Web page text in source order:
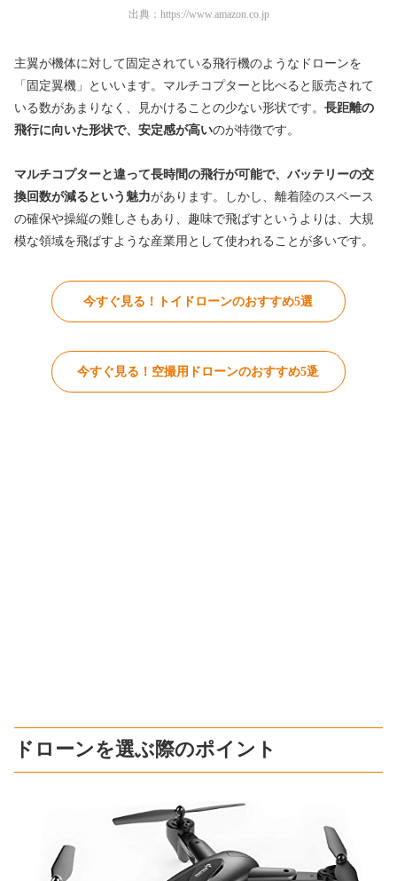
出典： https://www.amazon.co.jp
主翼が機体に対して固定されている飛行機のようなドローンを
「固定翼機」といいます。マルチコプターと比べると販売されて
いる数があまりなく、見かけることの少ない形状です。 長距離の
飛行に向いた形状で、安定感が高いのが特徴です。
マルチコプターと違って長時間の飛行が可能で、バッテリーの交
換回数が減るという魅力があります。しかし、離着陸のスペース
の確保や操縦の難しさもあり、趣味で飛ばすというよりは、大規
模な領域を飛ばすような産業用として使われることが多いです。
今すぐ見る！トイドローンのおすすめ5選
今すぐ見る！空撮用ドローンのおすすめ5選
ドローンを選ぶ際のポイント